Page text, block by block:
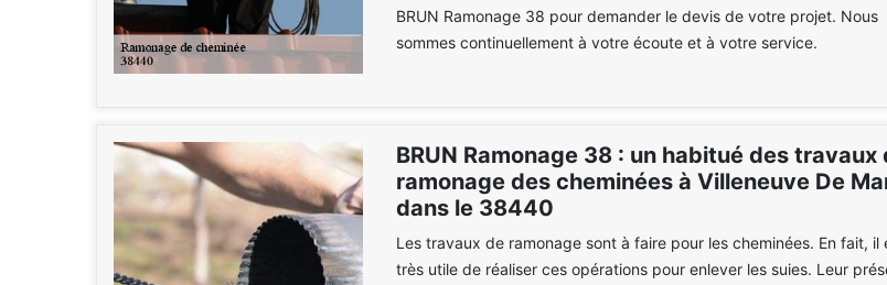
BRUN Ramonage 38 pour demander le devis de votre projet. Nous
sommes continuellement à votre écoute et à votre service.
BRUN Ramonage 38 : un habitué des travaux
ramonage des cheminées à Villeneuve De
dans le 38440
Les travaux de ramonage sont à faire pour les cheminées. En fait, il
très utile de réaliser ces opérations pour enlever les suies. Leur